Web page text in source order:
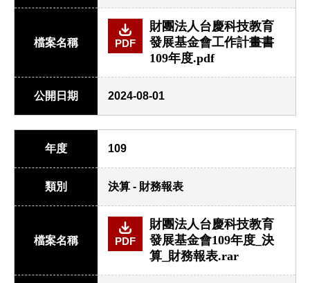
檔案名稱 PDF
財團法人台慶科技教育
發展基金會工作計畫書
109年度.pdf
公開日期 2024-08-01
年度 109
類別 決算 - 財務報表
檔案名稱 PDF
財團法人台慶科技教育
發展基金會109年度_決
算_財務報表.rar